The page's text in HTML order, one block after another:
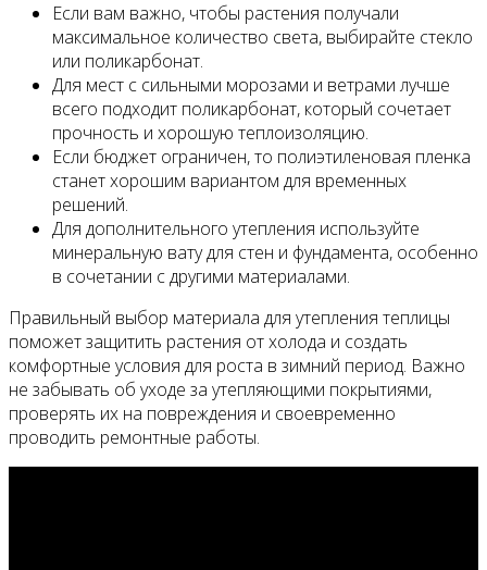
Если вам важно, чтобы растения получали
максимальное количество света, выбирайте стекло
или поликарбонат.
Для мест с сильными морозами и ветрами лучше
всего подходит поликарбонат, который сочетает
прочность и хорошую теплоизоляцию.
Если бюджет ограничен, то полиэтиленовая пленка
станет хорошим вариантом для временных
решений.
Для дополнительного утепления используйте
минеральную вату для стен и фундамента, особенно
в сочетании с другими материалами.
Правильный выбор материала для утепления теплицы
поможет защитить растения от холода и создать
комфортные условия для роста в зимний период. Важно
не забывать об уходе за утепляющими покрытиями,
проверять их на повреждения и своевременно
проводить ремонтные работы.